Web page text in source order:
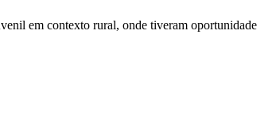
em contexto rural, onde tiveram oportunidade